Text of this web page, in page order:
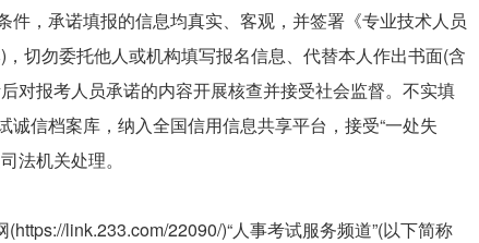
，承诺填报的信息均真实、客观，并签署《专业技术人员
切勿委托他人或机构填写报名信息、代替本人作出书面(含
对报考人员承诺的内容开展核查并接受社会监督。不实填
信档案库，纳入全国信用信息共享平台，接受“一处失
法机关处理。
link.233.com/22090/)“人事考试服务频道”(以下简称